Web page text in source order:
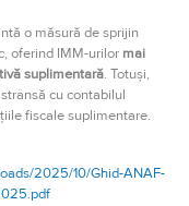
o măsură de sprijin
oferind IMM-urilor mai
suplimentară. Totuși,
cu contabilul
fiscale suplimentare.
2025/10/Ghid-ANAF-